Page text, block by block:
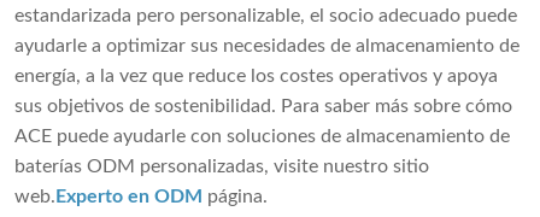
estandarizada pero personalizable, el socio adecuado puede
ayudarle a optimizar sus necesidades de almacenamiento de
energía, a la vez que reduce los costes operativos y apoya
sus objetivos de sostenibilidad. Para saber más sobre cómo
ACE puede ayudarle con soluciones de almacenamiento de
baterías ODM personalizadas, visite nuestro sitio
web. Experto en ODM página.